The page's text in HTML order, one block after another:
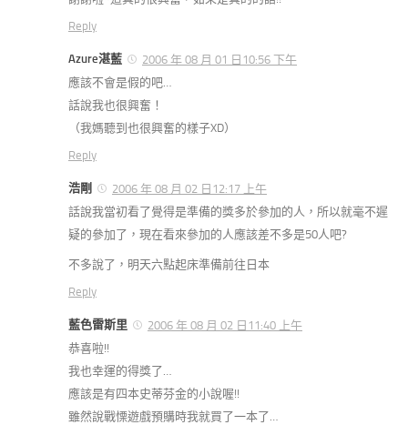
Reply
Azure湛藍
2006 年 08 月 01 日10:56 下午
應該不會是假的吧…
話說我也很興奮！
（我媽聽到也很興奮的樣子XD）
Reply
浩剛
2006 年 08 月 02 日12:17 上午
話說我當初看了覺得是準備的獎多於參加的人，所以就毫不遲
疑的參加了，現在看來參加的人應該差不多是50人吧?
不多說了，明天六點起床準備前往日本
Reply
藍色雷斯里
2006 年 08 月 02 日11:40 上午
恭喜啦!!
我也幸運的得獎了…
應該是有四本史蒂芬金的小說喔!!
雖然說戰慄遊戲預購時我就買了一本了…